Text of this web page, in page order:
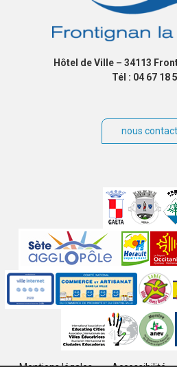
Hôtel de Ville – 34113
Tél : 04 67 18
nous
partenaires
Labels